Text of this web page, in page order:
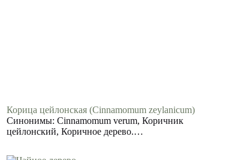
Корица цейлонская (Cinnamomum zeylanicum)
Синонимы: Cinnamomum verum, Коричник
цейлонский, Коричное дерево.…